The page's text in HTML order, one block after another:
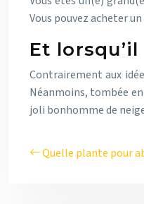
Vous pouvez acheter
Et
Contrairement aux
Néanmoins, tombée
joli bonhomme de
Quelle plante pour